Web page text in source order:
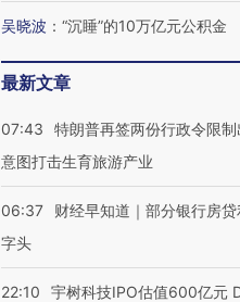
吴晓波 ： “沉睡”的10万亿元公积金
最新文章
07:43
特朗普再签两份行政令限
意图打击生育旅游产业
06:37
财经早知道｜部分银行房
字头
22:10
宇树科技IPO估值600亿元